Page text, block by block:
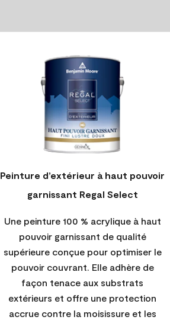
Peinture d’extérieur à haut pouvoir
garnissant Regal Select
Une peinture 100 % acrylique à haut
pouvoir garnissant de qualité
supérieure conçue pour optimiser le
pouvoir couvrant. Elle adhère de
façon tenace aux substrats
extérieurs et offre une protection
accrue contre la moisissure et les